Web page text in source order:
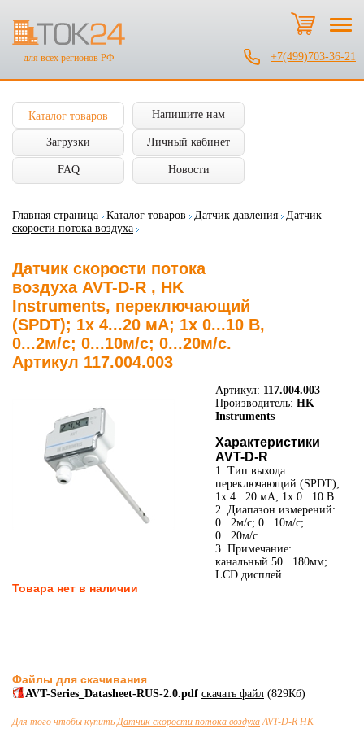
для всех регионов РФ +7(499)703-36-21
Каталог товаров Напишите нам
Загрузки Личный кабинет
FAQ Новости
Главная страница Каталог товаров Датчик давления
Датчик
скорости потока воздуха
Датчик скорости потока
воздуха AVT-D-R , HK
Instruments, переключающий
(SPDT); 1x 4...20 мА; 1x 0...10 В,
0...2м/с; 0...10м/с; 0...20м/с.
Артикул 117.004.003
Артикул: 117.004.003
Производитель: HK
Instruments
Характеристики
AVT-D-R
1. Тип выхода:
переключающий (SPDT);
1x 4...20 мА; 1x 0...10 В
2. Диапазон измерений:
0...2м/с; 0...10м/с;
0...20м/с
3. Примечание:
канальный 50...180мм;
LCD дисплей
Товара нет в наличии
Файлы для скачивания
AVT-Series_Datasheet-RUS-2.0.pdf скачать файл (829Кб)
Для того чтобы купитьДатчик скорости потока воздухаAVT-D-R HK